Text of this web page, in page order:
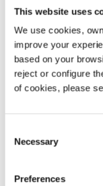
This website uses
We use cookies,
improve your
based on your
reject or configure
of cookies, please
Selection
Necessary
Preferences
Contacta amb